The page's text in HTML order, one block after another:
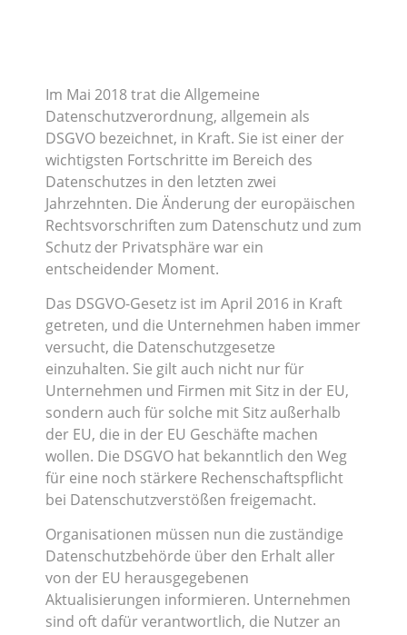
Im Mai 2018 trat die Allgemeine
Datenschutzverordnung, allgemein als
DSGVO bezeichnet, in Kraft. Sie ist einer der
wichtigsten Fortschritte im Bereich des
Datenschutzes in den letzten zwei
Jahrzehnten. Die Änderung der europäischen
Rechtsvorschriften zum Datenschutz und zum
Schutz der Privatsphäre war ein
entscheidender Moment.
Das DSGVO-Gesetz ist im April 2016 in Kraft
getreten, und die Unternehmen haben immer
versucht, die Datenschutzgesetze
einzuhalten. Sie gilt auch nicht nur für
Unternehmen und Firmen mit Sitz in der EU,
sondern auch für solche mit Sitz außerhalb
der EU, die in der EU Geschäfte machen
wollen. Die DSGVO hat bekanntlich den Weg
für eine noch stärkere Rechenschaftspflicht
bei Datenschutzverstößen freigemacht.
Organisationen müssen nun die zuständige
Datenschutzbehörde über den Erhalt aller
von der EU herausgegebenen
Aktualisierungen informieren. Unternehmen
sind oft dafür verantwortlich, die Nutzer an